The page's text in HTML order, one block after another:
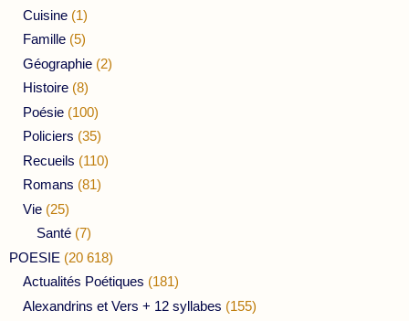
Cuisine (1)
Famille (5)
Géographie (2)
Histoire (8)
Poésie (100)
Policiers (35)
Recueils (110)
Romans (81)
Vie (25)
Santé (7)
POESIE (20 618)
Actualités Poétiques (181)
Alexandrins et Vers + 12 syllabes (155)